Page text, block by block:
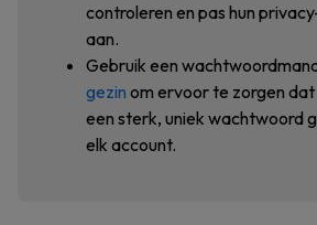
controleren en pas hun
aan.
Gebruik een
gezin om ervoor te zorgen
een sterk, uniek wachtwoord
elk account.